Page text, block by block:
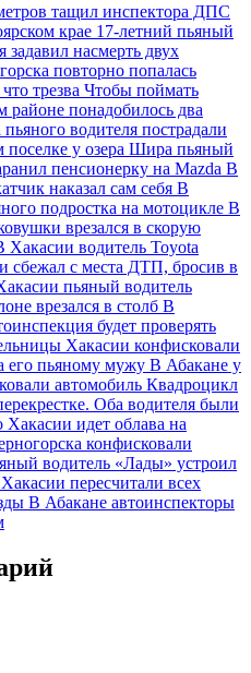
тащил инспектора ДПС
крае 17-летний пьяный
задавил насмерть двух
повторно попалась
трезва Чтобы поймать
понадобилось два
водителя пострадали
поселке у озера Шира пьяный
пенсионерку на Mazda В
наказал сам себя В
подростка на мотоцикле В
врезался в скорую
Хакасии водитель Toyota
сбежал с места ДТП, бросив в
пьяный водитель
врезался в столб В
будет проверять
Хакасии конфисковали
его пьяному мужу В Абакане у
автомобиль Квадроцикл
Оба водителя были
идет облава на
конфисковали
водитель «Лады» устроил
пересчитали всех
В Абакане автоинспекторы